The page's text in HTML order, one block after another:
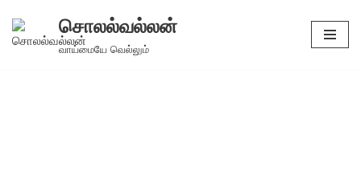
Skip
சொலல்வல்லன்
வாய்மையே வெல்லும்